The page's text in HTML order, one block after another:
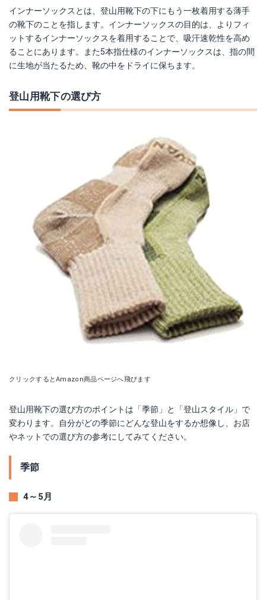
インナーソックスとは、登山用靴下の下にもう一枚着用する薄手
の靴下のことを指します。インナーソックスの目的は、よりフィ
ットするインナーソックスを着用することで、吸汗速乾性を高め
ることにあります。また5本指仕様のインナーソックスは、指の間
に生地が当たるため、靴の中をドライに保ちます。
登山用靴下の選び方
クリックするとAmazon商品ページへ飛びます
登山用靴下の選び方のポイントは「季節」と「登山スタイル」で
変わります。自分がどの季節にどんな登山をするか想像し、お店
やネットでの選び方の参考にしてみてください。
季節
4～5月